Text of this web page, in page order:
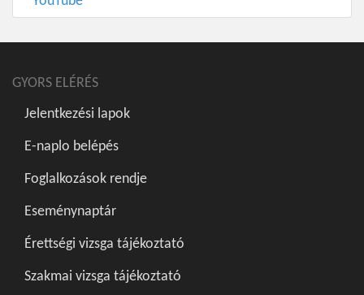
GYORS ELÉRÉS
Jelentkezési lapok
E-naplo belépés
Foglalkozások rendje
Eseménynaptár
Érettségi vizsga tájékoztató
Szakmai vizsga tájékoztató